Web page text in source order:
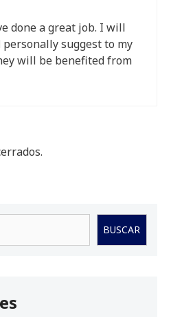
done a great job. I will
suggest to my
will be benefited from
BUSCAR